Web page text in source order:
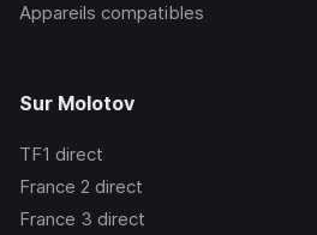
Appareils compatibles
Sur Molotov
TF1 direct
France 2 direct
France 3 direct